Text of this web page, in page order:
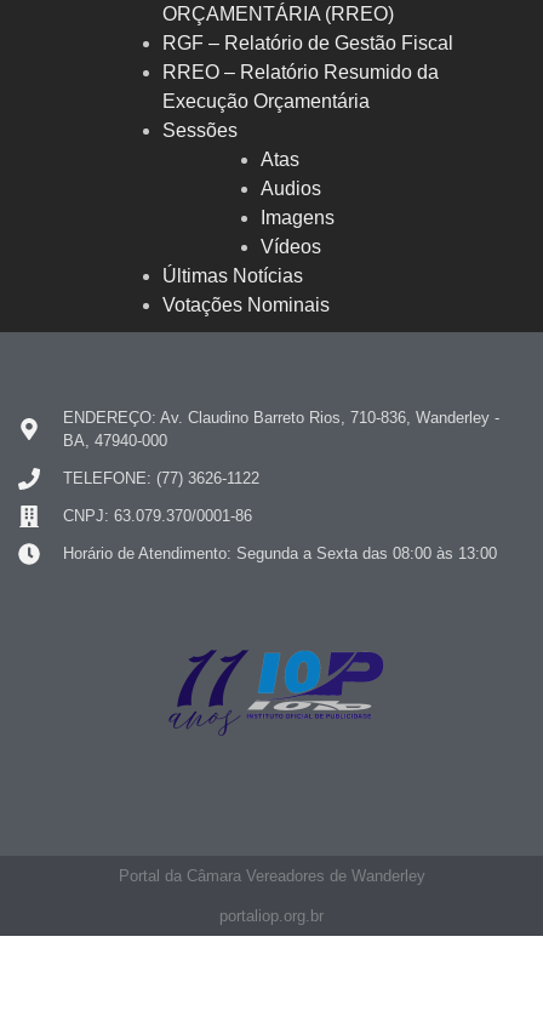
ORÇAMENTÁRIA (RREO)
RGF – Relatório de Gestão Fiscal
RREO – Relatório Resumido da
Execução Orçamentária
Sessões
Atas
Audios
Imagens
Vídeos
Últimas Notícias
Votações Nominais
ENDEREÇO: Av. Claudino Barreto Rios, 710-836, Wanderley -
BA, 47940-000
TELEFONE: (77) 3626-1122
CNPJ: 63.079.370/0001-86
Horário de Atendimento: Segunda a Sexta das 08:00 às 13:00
Portal da Câmara Vereadores de Wanderley
portaliop.org.br